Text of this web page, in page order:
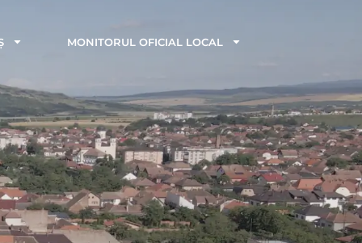
MONITORUL OFICIAL LOCAL